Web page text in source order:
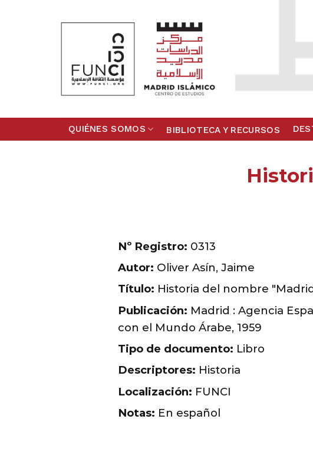
QUIÉNES SOMOS BIBLIOTECA Y RECURSOS
Nº Registro: 0313
Autor: Oliver Asín, Jaime
Título: Historia del nombre
Publicación: Madrid : Agencia
con el Mundo Árabe, 1959
Tipo de documento: Libro
Descriptores: Historia
Localización: FUNCI
Notas: En español